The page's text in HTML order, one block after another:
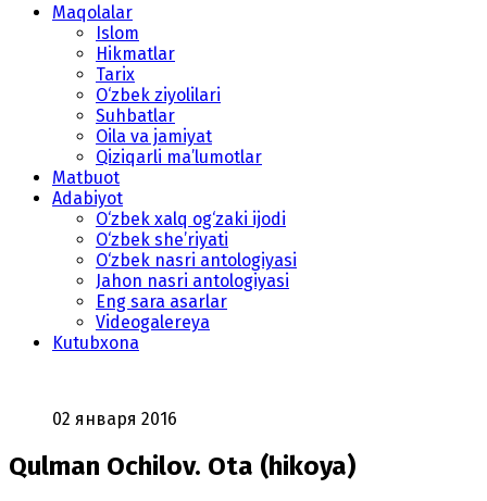
Maqolalar
Islom
Hikmatlar
Tarix
O‘zbek ziyolilari
Suhbatlar
Oila va jamiyat
Qiziqarli ma’lumotlar
Matbuot
Adabiyot
O‘zbek xalq og‘zaki ijodi
O‘zbek she’riyati
O‘zbek nasri antologiyasi
Jahon nasri antologiyasi
Eng sara asarlar
Videogalereya
Kutubxona
02 января 2016
Qulman Ochilov. Ota (hikoya)